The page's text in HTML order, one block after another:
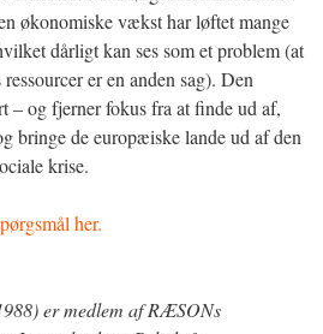
økonomiske vækst har løftet mange
dårligt kan ses som et problem (at
er en anden sag). Den
– og fjerner fokus fra at finde ud af,
bringe de europæiske lande ud af den
krise.
her.
er medlem af RÆSONs